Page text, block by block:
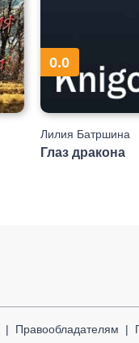
0.0
Лилия Батршина
Глаз дракона
Правообладателям